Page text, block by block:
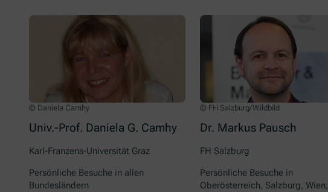
© Daniela Camhy
Univ.-Prof. Daniela G. Camhy
Karl-Franzens-Universität Graz
Persönliche Besuche in allen
Bundesländern
© FH Salzburg/Wildbild
Dr. Markus Pausch
FH Salzburg
Persönliche Besuche in
Oberösterreich, Salzburg, Wien,